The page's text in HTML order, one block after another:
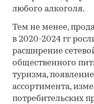
любого алкоголя.
Тем не менее,
в 2020-2024 гг
расширение
общественного
туризма,
ассортимента,
потребительских